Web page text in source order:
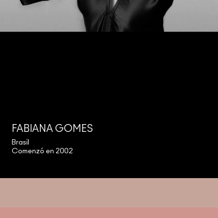
FABIANA GOMES
Brasil
Comenzó en 2002